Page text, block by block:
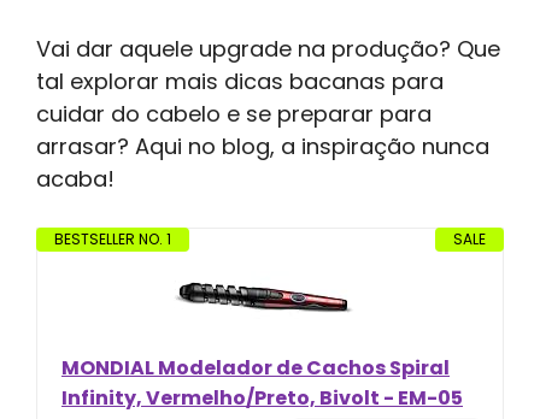
Vai dar aquele upgrade na produção? Que
tal explorar mais dicas bacanas para
cuidar do cabelo e se preparar para
arrasar? Aqui no blog, a inspiração nunca
acaba!
SALE
BESTSELLER NO. 1
MONDIAL Modelador de Cachos Spiral
Infinity, Vermelho/Preto, Bivolt - EM-05